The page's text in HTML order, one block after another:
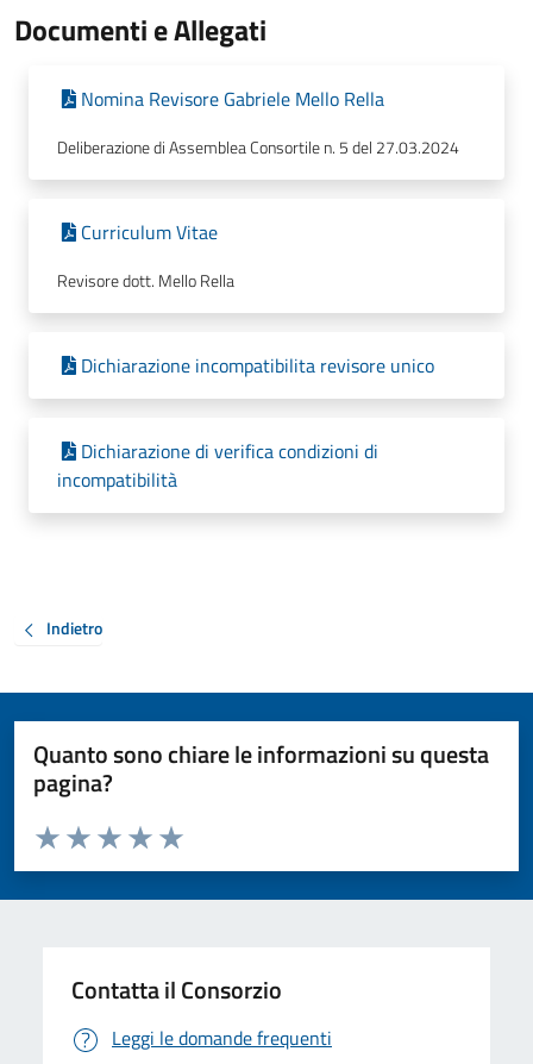
Documenti e Allegati
Nomina Revisore Gabriele Mello Rella
Deliberazione di Assemblea Consortile n. 5 del 27.03.2024
Curriculum Vitae
Revisore dott. Mello Rella
Dichiarazione incompatibilita revisore unico
Dichiarazione di verifica condizioni di
incompatibilità
Indietro
Quanto sono chiare le informazioni su questa
pagina?
Valuta da 1 a 5 stelle la pagina
Valuta 5 stelle su 5
Valuta 4 stelle su 5
Valuta 3 stelle su 5
Valuta 2 stelle su 5
Valuta 1 stelle su 5
Contatta il Consorzio
Leggi le domande frequenti